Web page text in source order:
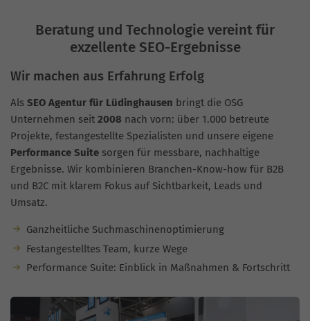
Beratung und Technologie vereint für
exzellente SEO-Ergebnisse
Wir machen aus Erfahrung Erfolg
Als SEO Agentur für Lüdinghausen bringt die OSG
Unternehmen seit 2008 nach vorn: über 1.000 betreute
Projekte, festangestellte Spezialisten und unsere eigene
Performance Suite sorgen für messbare, nachhaltige
Ergebnisse. Wir kombinieren Branchen-Know-how für B2B
und B2C mit klarem Fokus auf Sichtbarkeit, Leads und
Umsatz.
Ganzheitliche Suchmaschinenoptimierung
Festangestelltes Team, kurze Wege
Performance Suite: Einblick in Maßnahmen & Fortschritt